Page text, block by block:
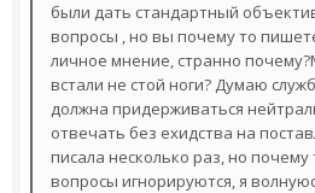
были дать стандартный
вопросы , но вы почему то
личное мнение, странно
встали не стой ноги? Думаю
должна придерживаться
отвечать без ехидства на
писала несколько раз, но
вопросы игнорируются, я